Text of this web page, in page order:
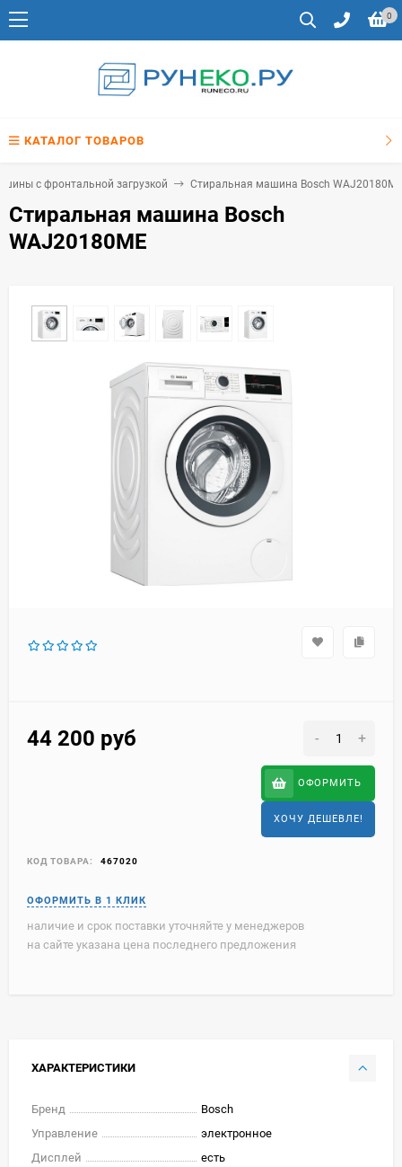
0
КАТАЛОГ ТОВАРОВ
с фронтальной загрузкой Стиральная машина Bosch WAJ20180ME
Стиральная машина Bosch
WAJ20180ME
44 200 руб - +
ОФОРМИТЬ
ХОЧУ ДЕШЕВЛЕ!
КОД ТОВАРА: 467020
наличие и срок поставки уточняйте у менеджеров
на сайте указана цена последнего предложения
ХАРАКТЕРИСТИКИ
Бренд
Bosch
Управление
электронное
Дисплей
есть